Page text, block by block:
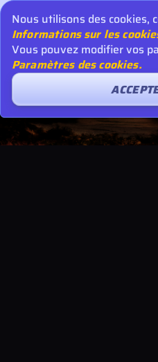
Nous utilisons des cookies,
Informations sur les
Vous pouvez modifier vos
Paramètres des cookies.